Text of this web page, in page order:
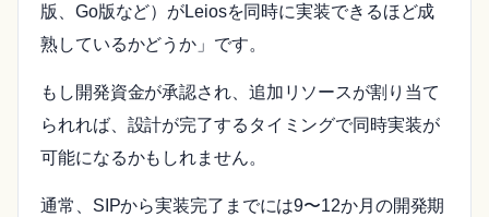
版、Go版など）がLeiosを同時に実装できるほど成
熟しているかどうか」です。
もし開発資金が承認され、追加リソースが割り当て
られれば、設計が完了するタイミングで同時実装が
可能になるかもしれません。
通常、SIPから実装完了までには9〜12か月の開発期